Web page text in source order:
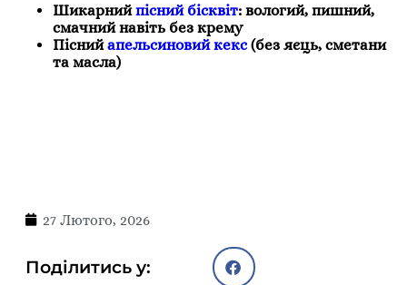
Шикарнийпісний бісквіт: вологий, пишний,
смачний навіть без крему
Піснийапельсиновий кекс (без яєць, сметани
та масла)
27 Лютого, 2026
Поділитись у: